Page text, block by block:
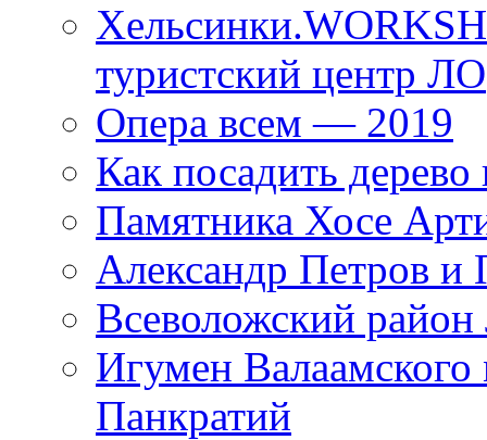
туристский центр ЛО
Опера всем — 2019
Как посадить дерево
Памятника Хосе
Александр Петров и
Всеволожский район
Игумен
Панкратий